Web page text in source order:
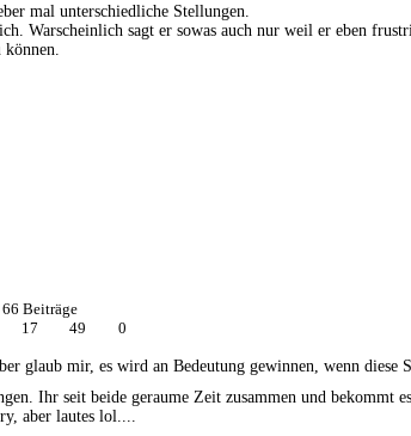
mal unterschiedliche Stellungen.
Warscheinlich sagt er sowas auch nur weil er eben
66 Beiträge
17
49 0
glaub mir, es wird an Bedeutung gewinnen, wenn diese
Ihr seit beide geraume Zeit zusammen und
aber lautes lol....